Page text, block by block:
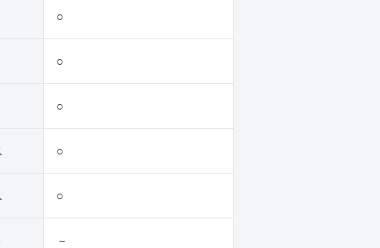
○
○
○
○
○
－